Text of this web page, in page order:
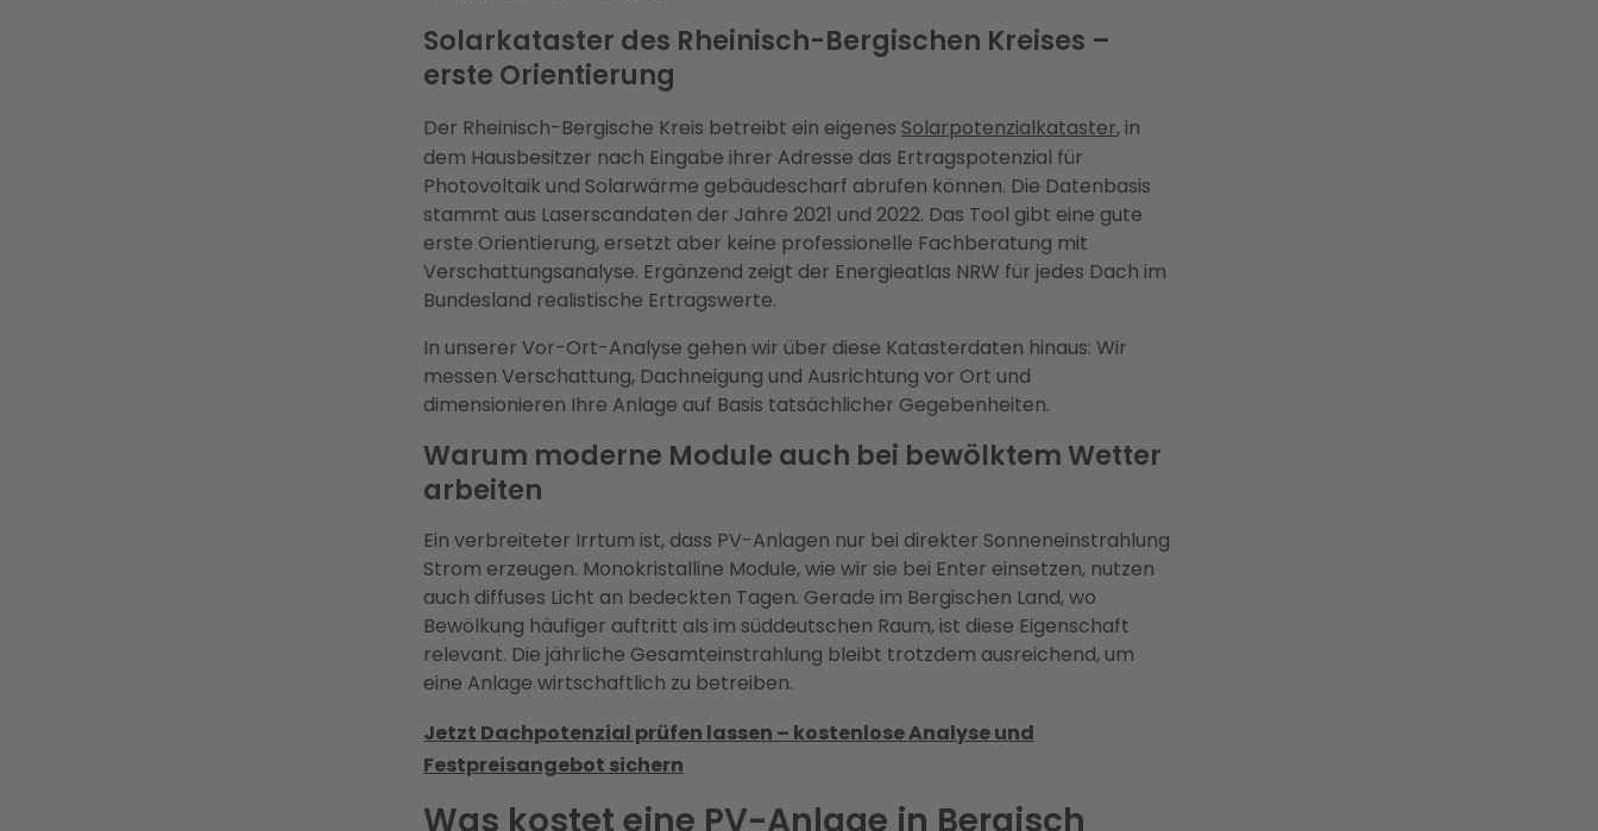
Solarkataster des Rheinisch-Bergischen Kreises –
erste Orientierung
Der Rheinisch-Bergische Kreis betreibt ein eigenes Solarpotenzialkataster, in
dem Hausbesitzer nach Eingabe ihrer Adresse das Ertragspotenzial für
Photovoltaik und Solarwärme gebäudescharf abrufen können. Die Datenbasis
stammt aus Laserscandaten der Jahre 2021 und 2022. Das Tool gibt eine gute
erste Orientierung, ersetzt aber keine professionelle Fachberatung mit
Verschattungsanalyse. Ergänzend zeigt der Energieatlas NRW für jedes Dach im
Bundesland realistische Ertragswerte.
In unserer Vor-Ort-Analyse gehen wir über diese Katasterdaten hinaus: Wir
messen Verschattung, Dachneigung und Ausrichtung vor Ort und
dimensionieren Ihre Anlage auf Basis tatsächlicher Gegebenheiten.
Warum moderne Module auch bei bewölktem Wetter
arbeiten
Ein verbreiteter Irrtum ist, dass PV-Anlagen nur bei direkter Sonneneinstrahlung
Strom erzeugen. Monokristalline Module, wie wir sie bei Enter einsetzen, nutzen
auch diffuses Licht an bedeckten Tagen. Gerade im Bergischen Land, wo
Bewölkung häufiger auftritt als im süddeutschen Raum, ist diese Eigenschaft
relevant. Die jährliche Gesamteinstrahlung bleibt trotzdem ausreichend, um
eine Anlage wirtschaftlich zu betreiben.
Jetzt Dachpotenzial prüfen lassen – kostenlose Analyse und
Festpreisangebot sichern
Was kostet eine PV-Anlage in Bergisch